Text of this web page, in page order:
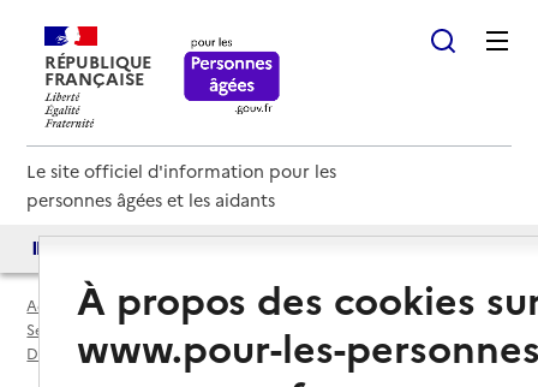
RÉPUBLIQUE
FRANÇAISE
Le site officiel d'information pour les
personnes âgées et les aidants
Accueil
Espace annuaire
Services autonomie à domicile (aide) par département
Drôme (26)
Service autonomie à domicile (aide)
À propos des cookies
www.pour-les-